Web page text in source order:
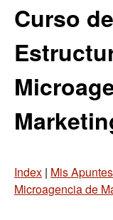
Curso
Index | Mis
Microagencia de